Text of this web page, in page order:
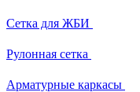
Сетка для ЖБИ
Рулонная сетка
Арматурные каркасы